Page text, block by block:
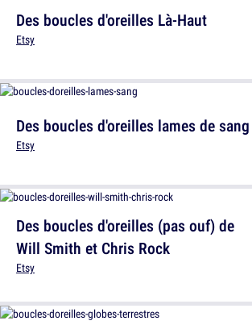
Des boucles d'oreilles Là-Haut
Etsy
Des boucles d'oreilles (pas ouf) de
Will Smith et Chris Rock
Etsy
Des boucles d'oreilles lames de sang
Etsy